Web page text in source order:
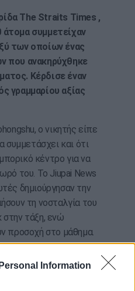
Information
The Straits Times ,
συμμετείχαν
των οποίων ένας
που ανακηρύχθηκε
Κέρδισε έναν
γραμμαρίου αξίας
ο νικητής είπε
συμμετάσχει και ότι
κέντρο για να
του. Το Jiupai News
δημιούργησαν την
τη νοσταλγία του
στην τάξη, ενώ
προσοχή στο μάθημα.
εκπληκτικά καλά. Οι